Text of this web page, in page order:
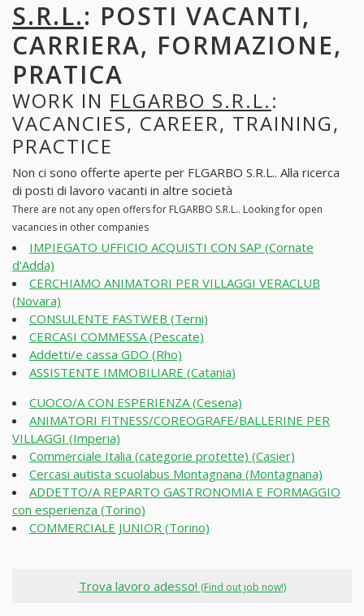
S.R.L.: POSTI VACANTI,
CARRIERA, FORMAZIONE,
PRATICA
WORK IN FLGARBO S.R.L.:
VACANCIES, CAREER, TRAINING,
PRACTICE
Non ci sono offerte aperte per FLGARBO S.R.L.. Alla ricerca
di posti di lavoro vacanti in altre società
There are not any open offers for FLGARBO S.R.L.. Looking for open
vacancies in other companies
IMPIEGATO UFFICIO ACQUISTI CON SAP (Cornate
d'Adda)
CERCHIAMO ANIMATORI PER VILLAGGI VERACLUB
(Novara)
CONSULENTE FASTWEB (Terni)
CERCASI COMMESSA (Pescate)
Addetti/e cassa GDO (Rho)
ASSISTENTE IMMOBILIARE (Catania)
CUOCO/A CON ESPERIENZA (Cesena)
ANIMATORI FITNESS/COREOGRAFE/BALLERINE PER
VILLAGGI (Imperia)
Commerciale Italia (categorie protette) (Casier)
Cercasi autista scuolabus Montagnana (Montagnana)
ADDETTO/A REPARTO GASTRONOMIA E FORMAGGIO
con esperienza (Torino)
COMMERCIALE JUNIOR (Torino)
Trova lavoro adesso! (Find out job now!)